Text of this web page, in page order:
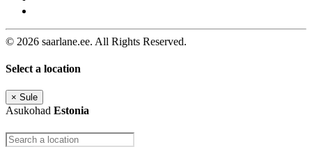
© 2026 saarlane.ee. All Rights Reserved.
Select a location
× Sule
Asukohad Estonia